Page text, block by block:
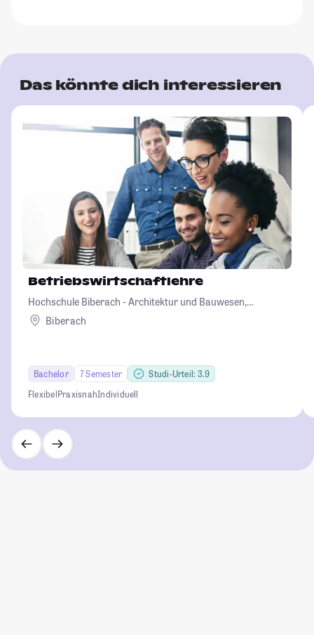
Das könnte dich interessieren
Betriebswirtschaftlehre
Hochschule Biberach - Architektur und Bauwesen,
Betriebswirtschaft und Biotechnologie
Biberach
Bachelor 7 Semester
Studi-Urteil: 3.9
FlexibelPraxisnahIndividuell